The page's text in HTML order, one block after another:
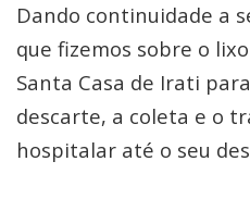
Dando continuidade a
que fizemos sobre o
Santa Casa de Irati
descarte, a coleta e o
hospitalar até o seu